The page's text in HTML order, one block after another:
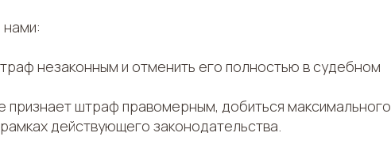
незаконным и отменить его полностью в судебном
признает штраф правомерным, добиться максимального
действующего законодательства.